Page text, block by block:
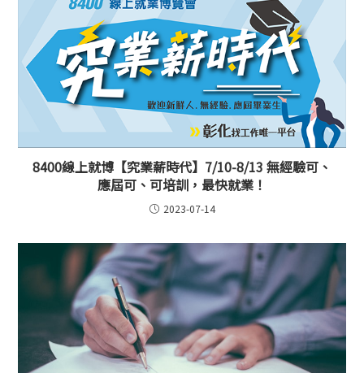
8400線上就博【究業薪時代】7/10-8/13 無經驗可、
應屆可、可培訓，最快就業！
2023-07-14